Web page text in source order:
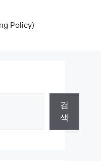
Policy)
검
색